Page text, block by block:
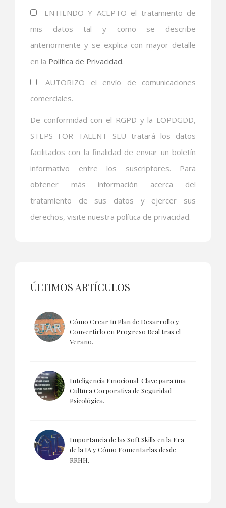
ENTIENDO Y ACEPTO el tratamiento de
mis datos tal y como se describe
anteriormente y se explica con mayor detalle
en la Política de Privacidad.
AUTORIZO el envío de comunicaciones
comerciales.
De conformidad con el RGPD y la LOPDGDD,
STEPS FOR TALENT SLU tratará los datos
facilitados con la finalidad de enviar un boletín
informativo entre los suscriptores. Para
obtener más información acerca del
tratamiento de sus datos y ejercer sus
derechos, visite nuestra política de privacidad.
ÚLTIMOS ARTÍCULOS
Cómo Crear tu Plan de Desarrollo y
Convertirlo en Progreso Real tras el
Verano.
Inteligencia Emocional: Clave para una
Cultura Corporativa de Seguridad
Psicológica.
Importancia de las Soft Skills en la Era
de la IA y Cómo Fomentarlas desde
RRHH.